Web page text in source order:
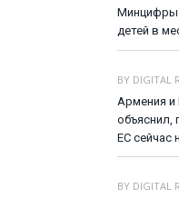
Минцифры
детей в
BY DIGITAL
Армения и
объяснил,
ЕС сейчас
BY DIGITAL